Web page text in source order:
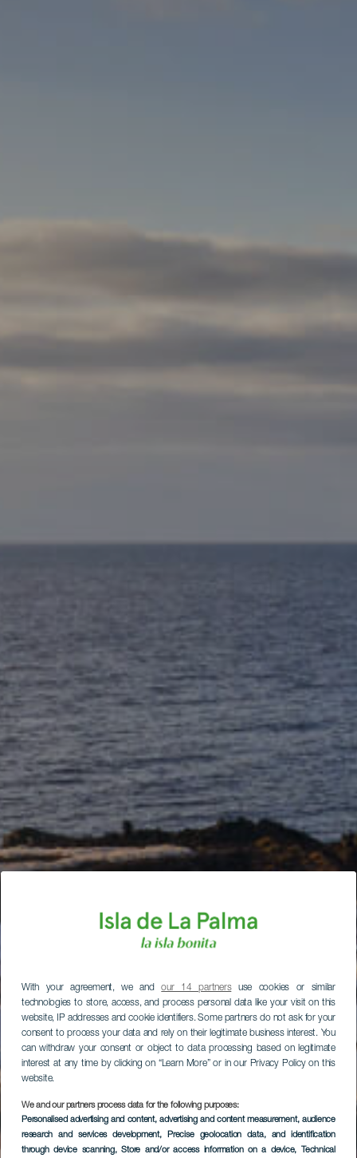
With your agreement, we andour 14 partnersuse cookies or similar
technologies to store, access, and process personal data like your visit on this
website, IP addresses and cookie identifiers. Some partners do not ask for your
consent to process your data and rely on their legitimate business interest. You
can withdraw your consent or object to data processing based on legitimate
interest at any time by clicking on “Learn More” or in our Privacy Policy on this
website.
We and our partners process data for the following purposes:
Personalised advertising and content, advertising and content measurement, audience
research and services development, Precise geolocation data, and identification
through device scanning, Store and/or access information on a device, Technical